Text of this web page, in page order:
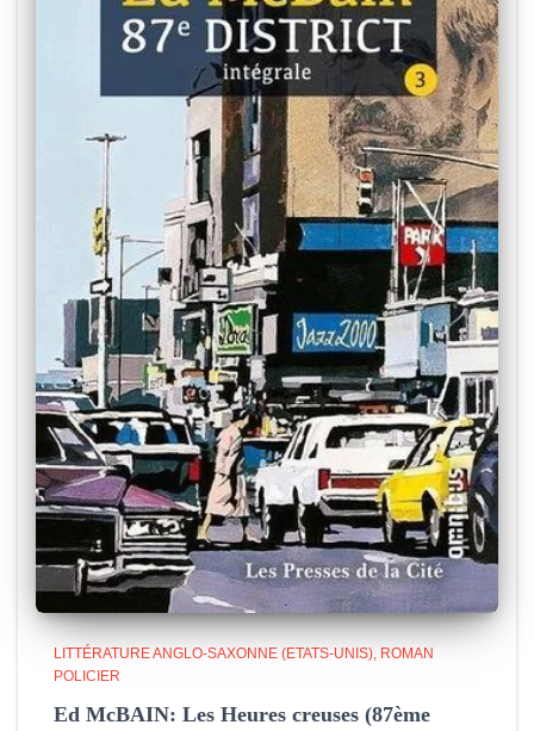
LITTÉRATURE ANGLO-SAXONNE (ETATS-UNIS) ROMAN
POLICIER
Ed McBAIN: Les Heures creuses (87ème